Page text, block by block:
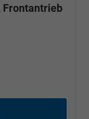
Frontantrieb